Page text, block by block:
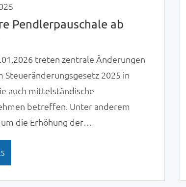
Pendlerpauschale ab
treten zentrale Änderungen
Steueränderungsgesetz 2025 in
auch mittelständische
betreffen. Unter anderem
die Erhöhung der
Diese gilt
für Fußgänger, Radler,
, Bus- und Bahnfahrer sowie für